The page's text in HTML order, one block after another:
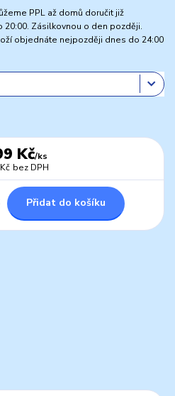
PPL až domů doručit již
20:00. Zásilkovnou o den později.
objednáte nejpozději dnes do 24:00
Kč/ks
bez DPH
Přidat do košíku